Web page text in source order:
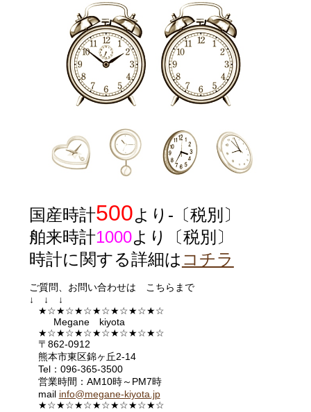
国産時計500より-〔税別〕
舶来時計1000より〔税別〕
時計に関する詳細は コチラ
ご質問、お問い合わせは こちらまで
↓ ↓ ↓
★☆★☆★☆★☆★☆★☆★☆
Megane kiyota
★☆★☆★☆★☆★☆★☆★☆
〒862-0912
熊本市東区錦ヶ丘2-14
Tel：096-365-3500
営業時間：AM10時～PM7時
mail info@megane-kiyota.jp
★☆★☆★☆★☆★☆★☆★☆